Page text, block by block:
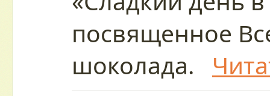
посвященное
шоколада.